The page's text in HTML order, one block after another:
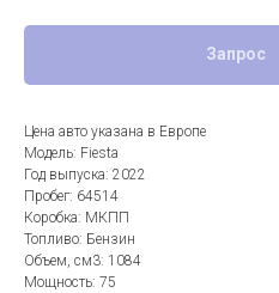
Запрос
Цена авто указана в Европе
Модель: Fiesta
Год выпуска: 2022
Пробег: 64514
Коробка: МКПП
Топливо: Бензин
Объем, см3: 1084
Мощность: 75